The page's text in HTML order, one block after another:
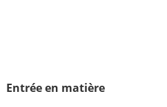
Entrée en matière